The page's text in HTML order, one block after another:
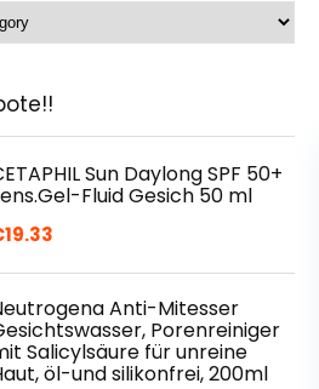
Sun Daylong SPF 50+
Fluid Gesich 50 ml
19.33
Anti-Mitesser
Porenreiniger
Salicylsäure für unreine
öl-und silikonfrei, 200ml